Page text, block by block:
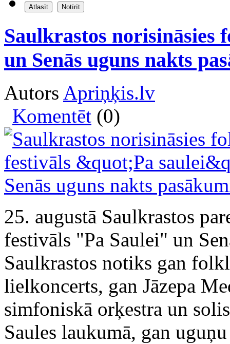
Saulkrastos norisināsies
un Senās uguns nakts
Autors Apriņķis.lv
Komentēt (0)
25. augustā Saulkrastos
festivāls "Pa Saulei" un
Saulkrastos notiks gan
lielkoncerts, gan Jāzepa
simfoniskā orķestra un
Saules laukumā, gan